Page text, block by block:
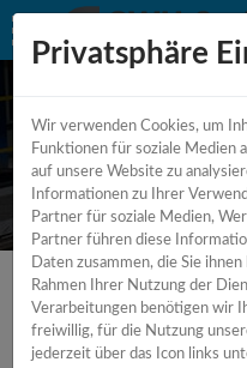
CNC -
Vertikal -
Privatsphäre
Wir verwenden Cookies, um
Funktionen für soziale Medien
auf unsere Website zu
Informationen zu Ihrer
Partner für soziale Medien,
Partner führen diese
Daten zusammen, die Sie
Rahmen Ihrer Nutzung der
Verarbeitungen benötigen wir
freiwillig, für die Nutzung
jederzeit über das Icon links